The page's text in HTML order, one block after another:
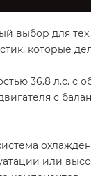
для
которые
36.8 л.с. с
с
или